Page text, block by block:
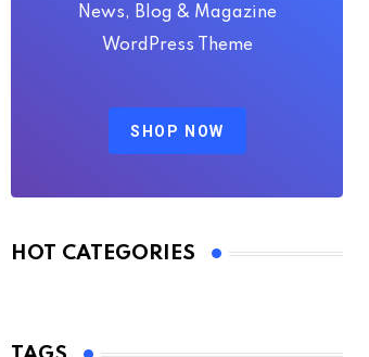
News, Blog & Magazine
WordPress Theme
SHOP NOW
HOT CATEGORIES